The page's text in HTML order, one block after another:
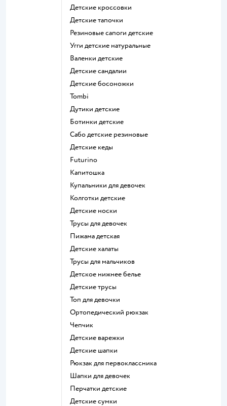
Детские кроссовки
Детские тапочки
Резиновые сапоги детские
Угги детские натуральные
Валенки детские
Детские сандалии
Детские босоножки
Tombi
Дутики детские
Ботинки детские
Сабо детские резиновые
Детские кеды
Futurino
Капитошка
Купальники для девочек
Колготки детские
Детские носки
Трусы для девочек
Пижама детская
Детские халаты
Трусы для мальчиков
Детское нижнее белье
Детские трусы
Топ для девочки
Ортопедический рюкзак
Чепчик
Детские варежки
Детские шапки
Рюкзак для первоклассника
Шапки для девочек
Перчатки детские
Детские сумки